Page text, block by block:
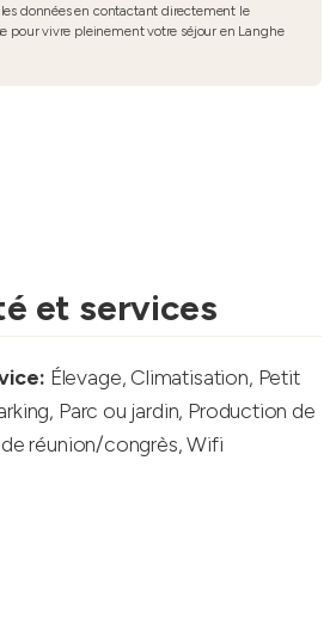
données en contactant directement le
pour vivre pleinement votre séjour en Langhe
et services
Élevage, Climatisation, Petit
Parc ou jardin, Production de
réunion/congrès, Wifi